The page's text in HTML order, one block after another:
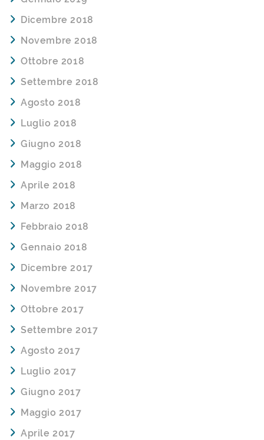
Dicembre 2018
Novembre 2018
Ottobre 2018
Settembre 2018
Agosto 2018
Luglio 2018
Giugno 2018
Maggio 2018
Aprile 2018
Marzo 2018
Febbraio 2018
Gennaio 2018
Dicembre 2017
Novembre 2017
Ottobre 2017
Settembre 2017
Agosto 2017
Luglio 2017
Giugno 2017
Maggio 2017
Aprile 2017